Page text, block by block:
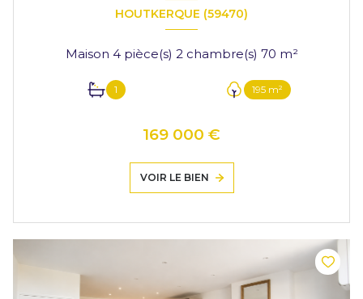
HOUTKERQUE (59470)
Maison 4 pièce(s) 2 chambre(s) 70 m²
1 195 m²
169 000 €
VOIR LE BIEN